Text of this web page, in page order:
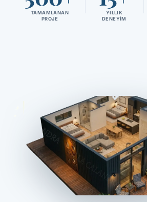
TAMAMLANAN
PROJE
YILLIK
DENEYIM